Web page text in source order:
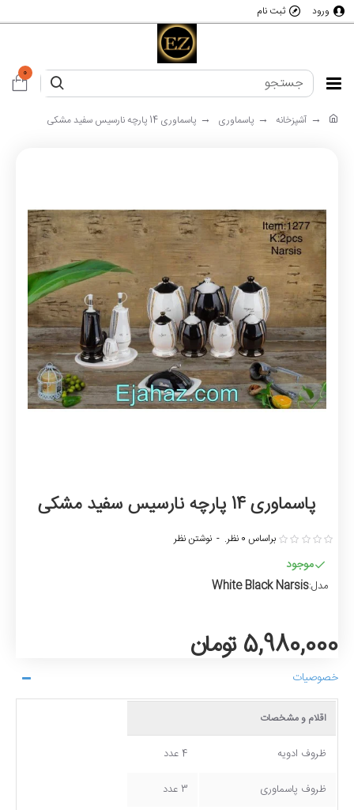
ورود ثبت نام
0
آشپزخانه پاسماوری پاسماوری 14 پارچه نارسیس سفید مشکی
پاسماوری 14 پارچه نارسیس سفید مشکی
موجود
مدل:White Black Narsis
براساس 0 نظر. - نوشتن نظر
5,980,000 تومان
خصوصیات
اقلام و مشخصات
ظروف ادویه 4 عدد
ظروف پاسماوری 3 عدد